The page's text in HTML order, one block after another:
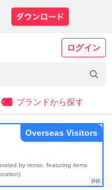
ログイン
ブランドから探す
by tenso, featuring items
Overseas Visitors